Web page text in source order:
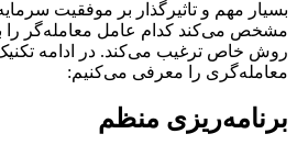
بسیار مهم و تاثیرگذار بر موفقیت
مشخص می‌کند کدام عامل معامله‌گر را
روش خاص ترغیب می‌کند. در ادامه
معامله‌گری را معرفی می‌کنیم:
برنامه‌ریزی منظم